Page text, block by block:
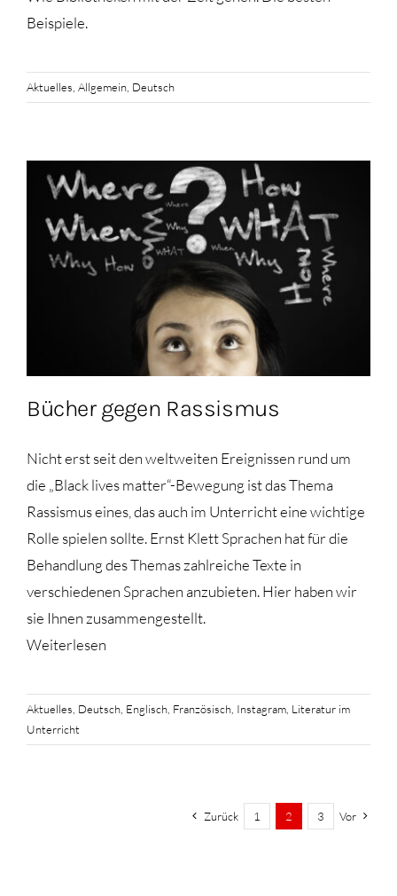
Beispiele.
Aktuelles Allgemein Deutsch
Bücher gegen Rassismus
Nicht erst seit den weltweiten Ereignissen rund um
die „Black lives matter“-Bewegung ist das Thema
Rassismus eines, das auch im Unterricht eine wichtige
Rolle spielen sollte. Ernst Klett Sprachen hat für die
Behandlung des Themas zahlreiche Texte in
verschiedenen Sprachen anzubieten. Hier haben wir
sie Ihnen zusammengestellt.
Weiterlesen
Aktuelles Deutsch Englisch Französisch Instagram Literatur im
Unterricht
Zurück 1 2 3 Vor